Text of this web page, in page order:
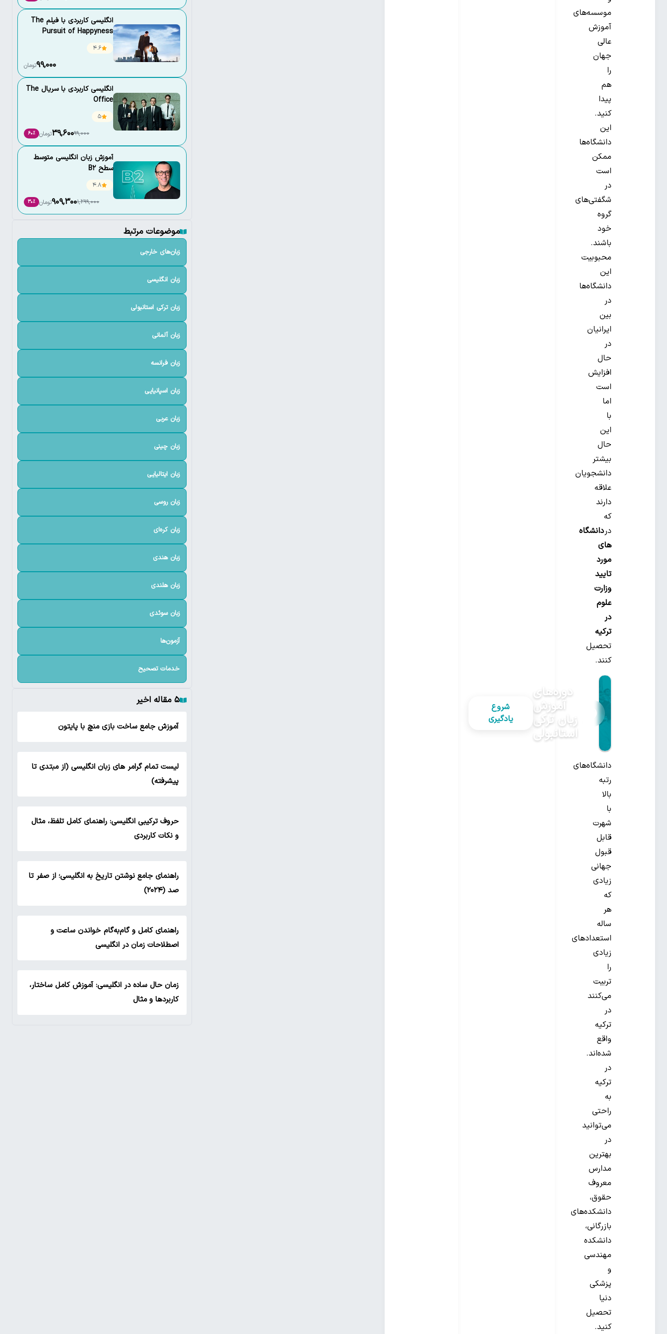
موسسه‌های
آموزش
عالی
جهان
را
هم
پیدا
کنید.
این
دانشگاه‌ها
ممکن
است
در
شگفتی‌های
گروه
خود
باشند.
محبوبیت
این
دانشگاه‌ها
در
بین
ایرانیان
در
حال
افزایش
است
اما
با
این
حال
بیشتر
دانشجویان
علاقه
دارند
که
دردانشگاه
های
مورد
تایید
وزارت
علوم
در
ترکیه
تحصیل
کنند.
دوره‌های
آموزش
زبان ترکی
استانبولی
شروع
یادگیری
دانشگاه‌های
رتبه
بالا
با
شهرت
قابل
قبول
جهانی
زیادی
که
هر
ساله
استعدادهای
زیادی
را
تربیت
می‌کنند
در
ترکیه
واقع
شده‌اند.
در
ترکیه
به
راحتی
می‌توانید
در
بهترین
مدارس
معروف
حقوق،
دانشکده‌های
بازرگانی،
دانشکده‌
مهندسی
و
پزشکی
دنیا
تحصیل
کنید.
انگلیسی کاربردی با فیلم The
Pursuit of Happyness
4.6
99,000تومان
انگلیسی کاربردی با سریال The
Office
5
99,000
39,600تومان 60٪
آموزش زبان انگلیسی متوسط
سطح B2
4.8
1,299,000
909,300تومان 30٪
موضوعات مرتبط
زبان‌های خارجی
زبان انگلیسی
زبان ترکی استانبولی
زبان آلمانی
زبان فرانسه
زبان اسپانیایی
زبان عربی
زبان چینی
زبان ایتالیایی
زبان روسی
زبان کره‌ای
زبان هندی
زبان هلندی
زبان سوئدی
آزمون‌ها
خدمات تصحیح
۵ مقاله اخیر
آموزش جامع ساخت بازی منچ با پایتون
لیست تمام گرامر های زبان انگلیسی (از مبتدی تا
پیشرفته)
حروف ترکیبی انگلیسی: راهنمای کامل تلفظ، مثال
و نکات کاربردی
راهنمای جامع نوشتن تاریخ به انگلیسی؛ از صفر تا
صد (۲۰۲۴)
راهنمای کامل و گام‌به‌گام خواندن ساعت و
اصطلاحات زمان در انگلیسی
زمان حال ساده در انگلیسی: آموزش کامل ساختار،
کاربردها و مثال